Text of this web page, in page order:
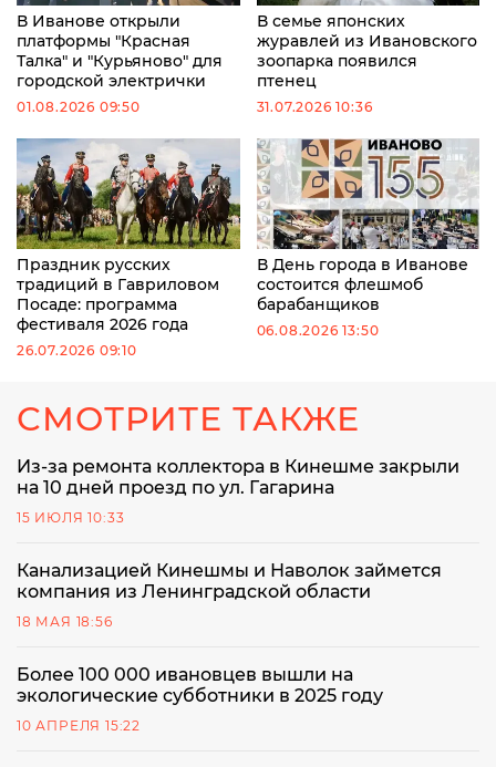
В Иванове открыли
платформы "Красная
Талка" и "Курьяново" для
городской электрички
01.08.2026 09:50
В семье японских
журавлей из Ивановского
зоопарка появился
птенец
31.07.2026 10:36
Праздник русских
традиций в Гавриловом
Посаде: программа
фестиваля 2026 года
26.07.2026 09:10
В День города в Иванове
состоится флешмоб
барабанщиков
06.08.2026 13:50
СМОТРИТЕ ТАКЖЕ
Из-за ремонта коллектора в Кинешме закрыли
на 10 дней проезд по ул. Гагарина
15 ИЮЛЯ 10:33
Канализацией Кинешмы и Наволок займется
компания из Ленинградской области
18 МАЯ 18:56
Более 100 000 ивановцев вышли на
экологические субботники в 2025 году
10 АПРЕЛЯ 15:22